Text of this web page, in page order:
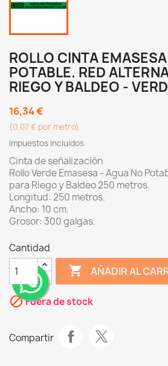
ROLLO CINTA
POTABLE. RED
RIEGO Y BALDEO -
16,34 €
(0,07 € por metro)
Impuestos incluidos
Cinta de señalización
Rollo Verde Emasesa - Agua No
para Riego y Baldeo 250 metros.
Longitud: 250 metros.
Ancho: 10 cm.
Grosor: 300 galgas.
Cantidad
shopping_cart AÑADIR AL
blockFuera de stock
Compartir
¨